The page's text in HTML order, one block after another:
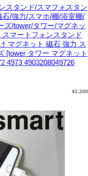
スタンド/スマフォスタン
石/強力/スマホ/棚/浴室棚/
ズ/tower/タワー/マグネッ
マートフォンスタンド
マグネット 磁石 強力 ス
[tower タワー マグネット
4973 4903208049726
¥2,200